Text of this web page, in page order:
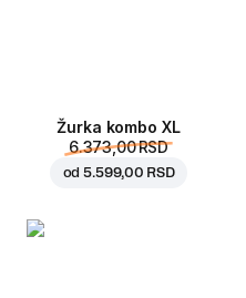
Žurka kombo XL
6.373,00 RSD
od5.599,00 RSD